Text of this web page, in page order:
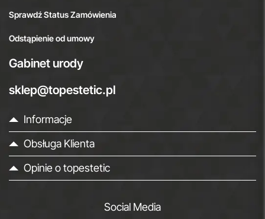
Sprawdź Status Zamówienia
Odstąpienie od umowy
Gabinet urody
sklep@topestetic.pl
Informacje
Obsługa Klienta
Opinie o topestetic
Social Media